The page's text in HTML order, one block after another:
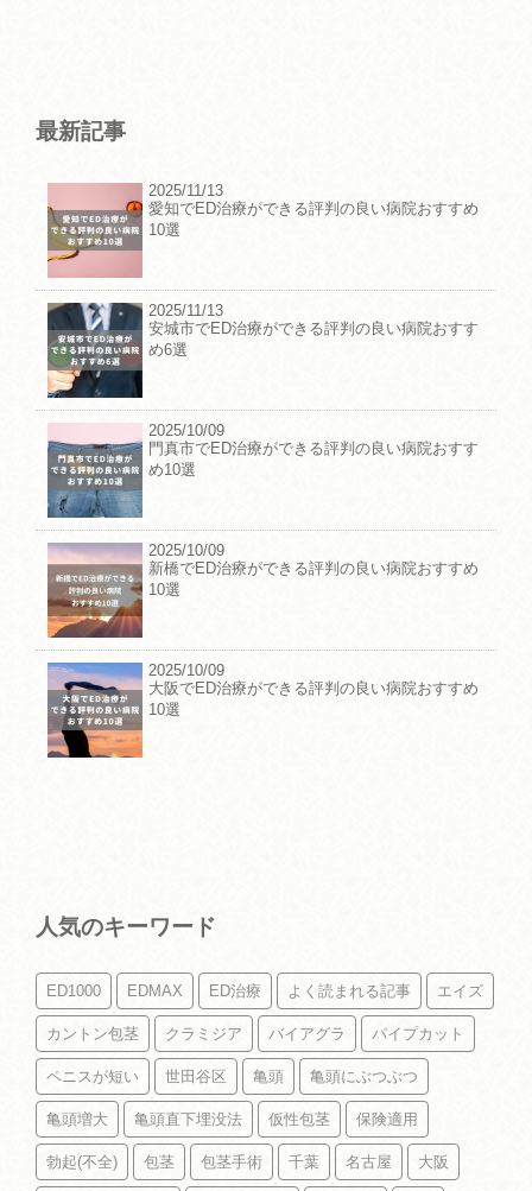
最新記事
2025/11/13
愛知でED治療ができる評判の良い病院おすすめ
10選
2025/11/13
安城市でED治療ができる評判の良い病院おすす
め6選
2025/10/09
門真市でED治療ができる評判の良い病院おすす
め10選
2025/10/09
新橋でED治療ができる評判の良い病院おすすめ
10選
2025/10/09
大阪でED治療ができる評判の良い病院おすすめ
10選
人気のキーワード
ED1000 EDMAX ED治療 よく読まれる記事 エイズ
カントン包茎 クラミジア バイアグラ パイプカット
ペニスが短い 世田谷区 亀頭 亀頭にぶつぶつ
亀頭増大 亀頭直下埋没法 仮性包茎 保険適用
勃起(不全) 包茎 包茎手術 千葉 名古屋 大阪